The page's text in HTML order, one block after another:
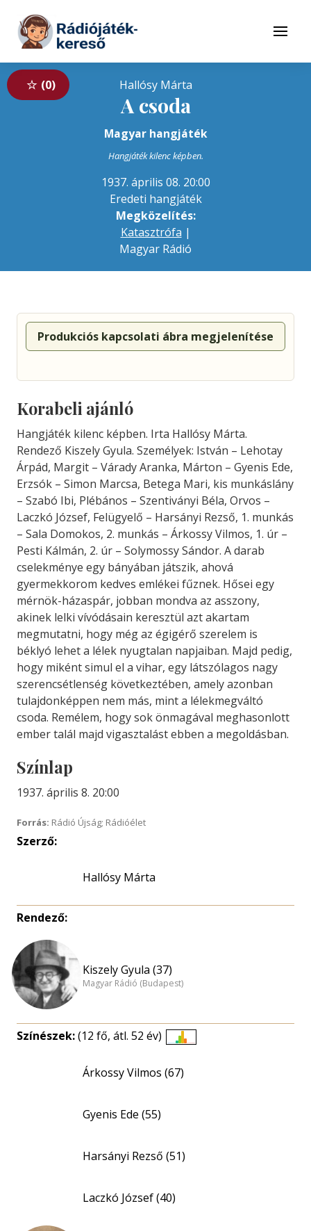
Tovább a tartalomhoz
Menü
0 Hallósy Márta
A csoda
Magyar hangjáték
Hangjáték kilenc képben.
1937. április 08. 20:00
Eredeti hangjáték
Megközelítés:
Katasztrófa |
Magyar Rádió
Produkciós kapcsolati ábra megjelenítése
Korabeli ajánló
Hangjáték kilenc képben. Irta Hallósy Márta.
Rendező Kiszely Gyula. Személyek: István – Lehotay
Árpád, Margit – Várady Aranka, Márton – Gyenis Ede,
Erzsók – Simon Marcsa, Betega Mari, kis munkáslány
– Szabó Ibi, Plébános – Szentiványi Béla, Orvos –
Laczkó József, Felügyelő – Harsányi Rezső, 1. munkás
– Sala Domokos, 2. munkás – Árkossy Vilmos, 1. úr –
Pesti Kálmán, 2. úr – Solymossy Sándor. A darab
cselekménye egy bányában játszik, ahová
gyermekkorom kedves emlékei fűznek. Hősei egy
mérnök-házaspár, jobban mondva az asszony,
akinek lelki vívódásain keresztül azt akartam
megmutatni, hogy még az égigérő szerelem is
béklyó lehet a lélek nyugtalan napjaiban. Majd pedig,
hogy miként simul el a vihar, egy látszólagos nagy
szerencsétlenség következtében, amely azonban
tulajdonképpen nem más, mint a lélekmegváltó
csoda. Remélem, hogy sok önmagával meghasonlott
ember talál majd vigasztalást ebben a megoldásban.
Színlap
1937. április 8. 20:00
Forrás: Rádió Újság; Rádióélet
Szerző:
Hallósy Márta
Rendező:
Kiszely Gyula (37)
Magyar Rádió (Budapest)
Színészek:(12 fő, átl. 52 év)
eloszlás
nagyítása
Árkossy Vilmos (67)
Gyenis Ede (55)
Harsányi Rezső (51)
Laczkó József (40)